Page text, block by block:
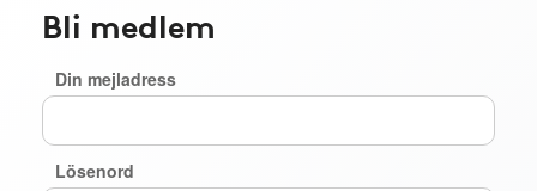
Bli medlem
Din mejladress
Lösenord